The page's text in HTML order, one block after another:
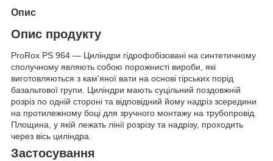
Опис
Опис продукту
ProRox PS 964 — Циліндри гідрофобізовані на синтетичному
сполучному являють собою порожнисті вироби, які
виготовляються з кам'яної вати на основі гірських порід
базальтової групи. Циліндри мають суцільний поздовжній
розріз по одній стороні та відповідний йому надріз зсередини
на протилежному боці для зручного монтажу на трубопровід.
Площина, у якій лежать лінії розрізу та надрізу, проходить
через вісь циліндра.
Застосування